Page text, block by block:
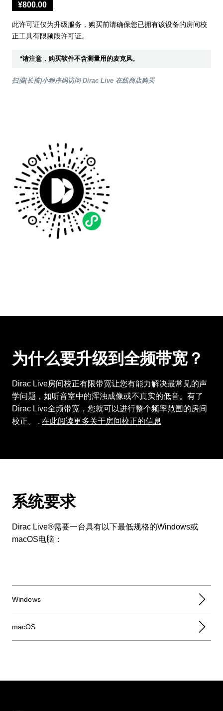
¥800.00
此许可证仅为升级服务，购买前请确保您已拥有该设备的房间校
正工具有限频段许可证。
*请注意，购买软件不含测量用的麦克风。
扫描(长按)小程序码访问 Dirac Live 在线商店购买
为什么要升级到全频带宽？
Dirac Live房间校正有限带宽让您有能力解决最常见的声
学问题，如听音室中的浑浊成像或不真实的低音。有了
Dirac Live全频带宽，您就可以进行整个频率范围的房间
校正。 . 在此阅读更多关于房间校正的信息
系统要求
Dirac Live®需要一台具有以下最低规格的Windows或
macOS电脑：
Windows
macOS